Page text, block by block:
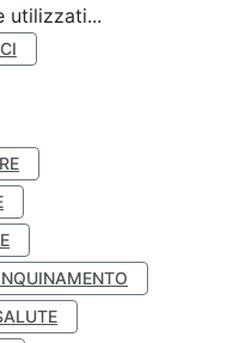
utilizzati...